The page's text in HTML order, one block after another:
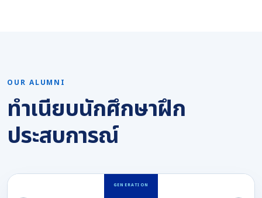
OUR ALUMNI
ทำเนียบนักศึกษาฝึก
ประสบการณ์
GENERATION